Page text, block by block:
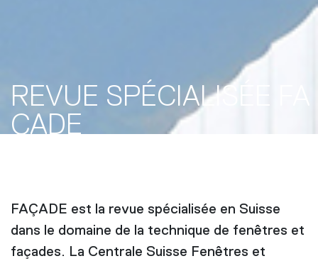
REVUE SPÉCIALISÉE FA
ÇADE
FAÇADE est la revue spécialisée en Suisse
dans le domaine de la technique de fenêtres et
façades. La Centrale Suisse Fenêtres et